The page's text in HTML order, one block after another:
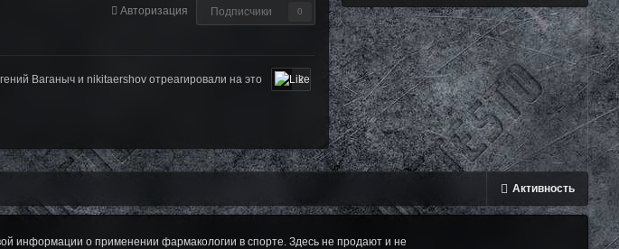
Авторизация Подписчики 0
2
Ваганыч и nikitaershov отреагировали на это
Активность
информации о применении фармакологии в спорте. Здесь не продают и не